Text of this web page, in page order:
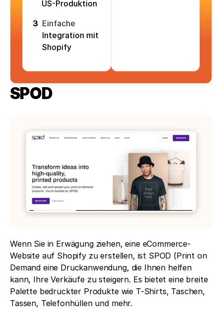
US-Produktion
3 Einfache
Integration mit
Shopify
SPOD
Wenn Sie in Erwägung ziehen, eine eCommerce-
Website auf Shopify zu erstellen, ist SPOD (Print on
Demand eine Druckanwendung, die Ihnen helfen
kann, Ihre Verkäufe zu steigern. Es bietet eine breite
Palette bedruckter Produkte wie T-Shirts, Taschen,
Tassen, Telefonhüllen und mehr.